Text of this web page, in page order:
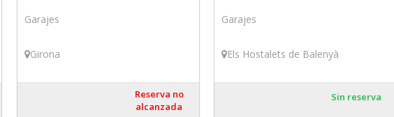
Garajes
Girona
Reserva no
alcanzada
Garajes
Els Hostalets de Balenyà
Sin reserva